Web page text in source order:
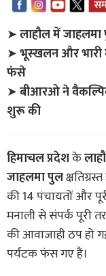
➤लाहौल में
➤भूस्खलन और भारी
फंसे
➤बीआरओ ने
शुरू की
हिमाचल प्रदेशके
जाहलमा पुल
की 14 पंचायतों और
मनाली से संपर्क पूरी
की आवाजाही ठप हो
पर्यटक फंस गए हैं।